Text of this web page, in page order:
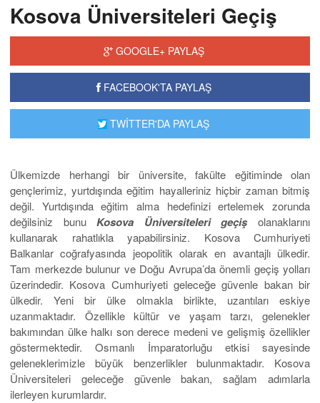
Kosova Üniversiteleri Geçiş
GOOGLE+ PAYLAŞ
FACEBOOK'TA PAYLAŞ
TWİTTER'DA PAYLAŞ
Ülkemizde herhangi bir üniversite, fakülte eğitiminde olan
gençlerimiz, yurtdışında eğitim hayalleriniz hiçbir zaman bitmiş
değil. Yurtdışında eğitim alma hedefinizi ertelemek zorunda
değilsiniz bunuKosova Üniversiteleri geçişolanaklarını
kullanarak rahatlıkla yapabilirsiniz. Kosova Cumhuriyeti
Balkanlar coğrafyasında jeopolitik olarak en avantajlı ülkedir.
Tam merkezde bulunur ve Doğu Avrupa’da önemli geçiş yolları
üzerindedir. Kosova Cumhuriyeti geleceğe güvenle bakan bir
ülkedir. Yeni bir ülke olmakla birlikte, uzantıları eskiye
uzanmaktadır. Özellikle kültür ve yaşam tarzı, gelenekler
bakımından ülke halkı son derece medeni ve gelişmiş özellikler
göstermektedir. Osmanlı İmparatorluğu etkisi sayesinde
geleneklerimizle büyük benzerlikler bulunmaktadır. Kosova
Üniversiteleri geleceğe güvenle bakan, sağlam adımlarla
ilerleyen kurumlardır.